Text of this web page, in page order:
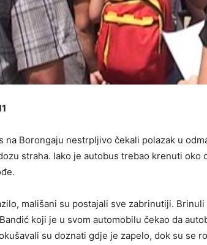
na Borongaju nestrpljivo čekali polazak u
straha. Iako je autobus trebao krenuti oko
mališani su postajali sve zabrinutiji.
koji je u svom automobilu čekao da
su doznati gdje je zapelo, dok su se